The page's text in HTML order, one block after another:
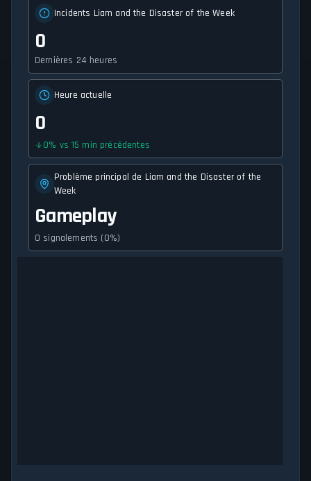
Incidents Liam and the Disaster of the Week
0
Dernières 24 heures
Heure actuelle
0
0% vs 15 min précédentes
Problème principal de Liam and the Disaster of the
Week
Gameplay
0 signalements (0%)